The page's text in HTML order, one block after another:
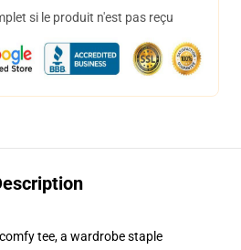
si le produit n'est pas reçu
tee, a wardrobe staple